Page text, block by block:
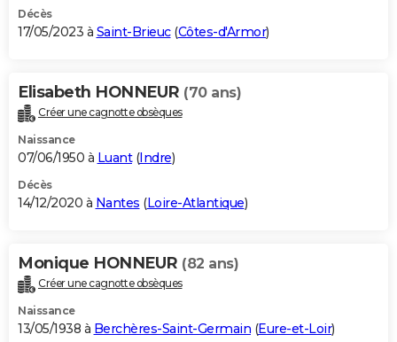
Décès
17/05/2023 à Saint-Brieuc(Côtes-d'Armor)
Elisabeth HONNEUR (70 ans)
Créer une cagnotte obsèques
Naissance
07/06/1950 à Luant(Indre)
Décès
14/12/2020 à Nantes (Loire-Atlantique)
Monique HONNEUR (82 ans)
Créer une cagnotte obsèques
Naissance
13/05/1938 à Berchères-Saint-Germain (Eure-et-Loir)